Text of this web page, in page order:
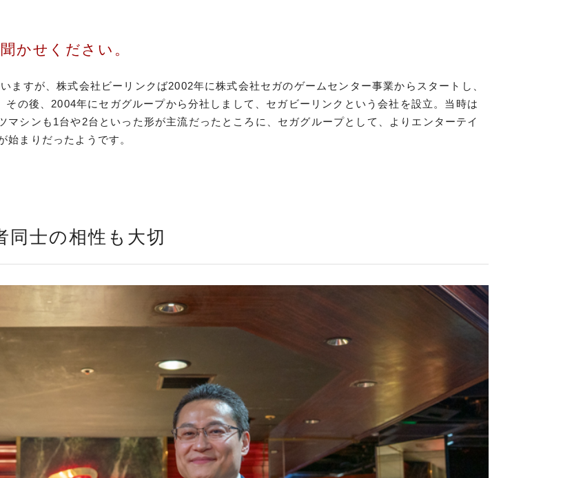
かせください。
ますが、株式会社ビーリンクば2002年に株式会社セガのゲームセンター事業からスタートし、
の後、2004年にセガグループから分社しまして、セガビーリンクという会社を設立。当時は
マシンも1台や2台といった形が主流だったところに、セガグループとして、よりエンターテイ
始まりだったようです。
士の相性も大切